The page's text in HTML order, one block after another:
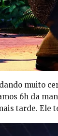
muito
6h da
tarde. Ele